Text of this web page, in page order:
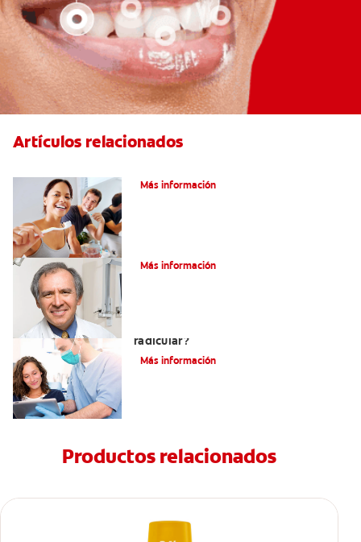
Artículos relacionados
Más información
Más información
radicular?
Más información
Productos relacionados